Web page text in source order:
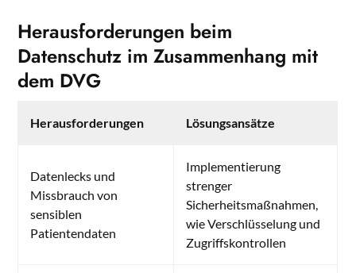
Herausforderungen beim
Datenschutz im Zusammenhang mit
dem DVG
Herausforderungen Lösungsansätze
Datenlecks und
Missbrauch von
sensiblen
Patientendaten
Implementierung
strenger
Sicherheitsmaßnahmen,
wie Verschlüsselung und
Zugriffskontrollen